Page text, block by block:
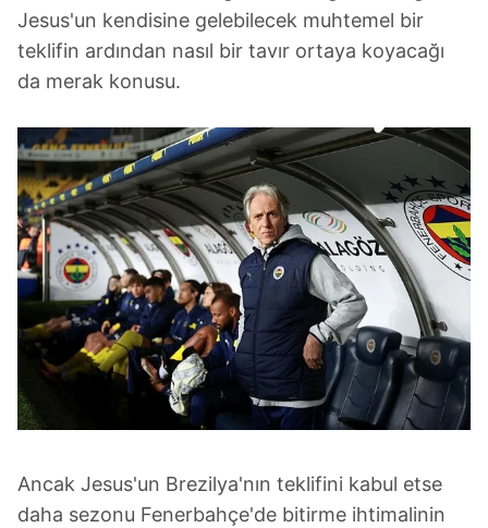
için Ayarlar butonuna tıklayabilir,Çerez Bilgilendirme
Metnimiziziyaret edebilirsiniz.
hazırlanmış Aydınlatma Metnimizi okumak ve sitemizde
ilgili mevzuata uygun olarak kullanılan çerezlerle ilgili bilgi
almak için lütfentıklayınız.
Jesus'un kendisine gelebilecek muhtemel bir
teklifin ardından nasıl bir tavır ortaya koyacağı
da merak konusu.
Ancak Jesus'un Brezilya'nın teklifini kabul etse
daha sezonu Fenerbahçe'de bitirme ihtimalinin